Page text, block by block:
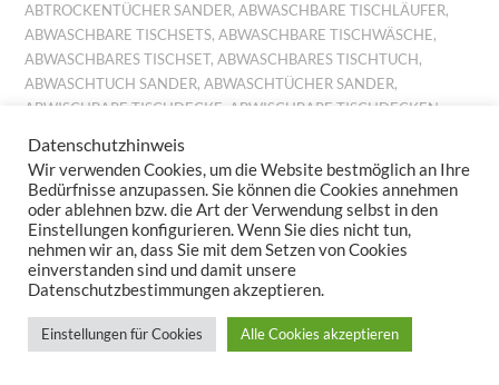
ABTROCKENTÜCHER SANDER,ABWASCHBARE TISCHLÄUFER,
ABWASCHBARE TISCHSETS,ABWASCHBARE TISCHWÄSCHE,
ABWASCHBARES TISCHSET,ABWASCHBARES TISCHTUCH,
ABWASCHTUCH SANDER,ABWASCHTÜCHER SANDER,
ABWISCHBARE TISCHDECKE
ABWISCHBARE TISCHDECKEN
ABWISCHBARES TISCHTUCH
ALLROUND BASKET GOBELIN , AUFLEGER GOBELIN,BESTICKTE
WOLLKISSEN,BESTICKTES WOLLKISSEN,BILLIGE KISSEN,
BILLIGE TISCHDECKE,BILLIGE TISCHLÄUFER, BILLIGE
TISCHWÄSCHE,BILLIGES TISCHTUCH,BROTKORB FRÜHLING
BROTKORB HERBST,BROTKORB SANDER
DIGITALDRUCK FRÜHLING
TISCHDECKE,FESTLICHE TISCHDECKEN,FESTLICHE
TISCHTÜCHER,FESTLICHES TISCHTUCH,
Datenschutzhinweis
Wir verwenden Cookies, um die Website bestmöglich an Ihre
Bedürfnisse anzupassen. Sie können die Cookies annehmen
oder ablehnen bzw. die Art der Verwendung selbst in den
Einstellungen konfigurieren. Wenn Sie dies nicht tun,
nehmen wir an, dass Sie mit dem Setzen von Cookies
einverstanden sind und damit unsere
Datenschutzbestimmungen akzeptieren.
Einstellungen für Cookies Alle Cookies akzeptieren